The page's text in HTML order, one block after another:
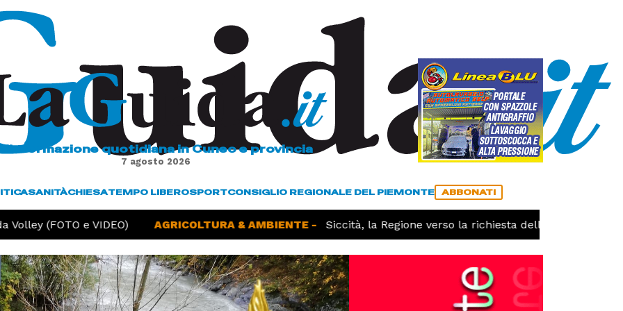
L'informazione quotidiana in Cuneo e provincia
7 agosto 2026
SANITÀCHIESATEMPO LIBEROSPORTCONSIGLIO REGIONALE DEL PIEMONTE ABBONATI
(FOTO e VIDEO) AGRICOLTURA & AMBIENTE - Siccità, la Regione verso la richiesta dello stato di